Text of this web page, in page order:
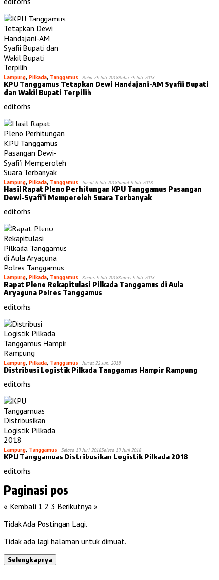
Lampung, Pilkada, Tanggamus Rabu 25 Juli 2018Rabu 25 Juli 2018
KPU Tanggamus Tetapkan Dewi Handajani-AM Syafii Bupati
dan Wakil Bupati Terpilih
editorhs
Lampung, Pilkada, Tanggamus Jumat 6 Juli 2018Jumat 6 Juli 2018
Hasil Rapat Pleno Perhitungan KPU Tanggamus Pasangan
Dewi-Syafi’i Memperoleh Suara Terbanyak
editorhs
Lampung, Pilkada, Tanggamus Kamis 5 Juli 2018Kamis 5 Juli 2018
Rapat Pleno Rekapitulasi Pilkada Tanggamus di Aula
Aryaguna Polres Tanggamus
editorhs
Lampung, Pilkada, Tanggamus Jumat 22 Juni 2018
Distribusi Logistik Pilkada Tanggamus Hampir Rampung
editorhs
Lampung, Tanggamus Selasa 19 Juni 2018Selasa 19 Juni 2018
KPU Tanggamuas Distribusikan Logistik Pilkada 2018
editorhs
Paginasi pos
« Kembali 1 2 3 Berikutnya »
Tidak Ada Postingan Lagi.
Tidak ada lagi halaman untuk dimuat.
Selengkapnya